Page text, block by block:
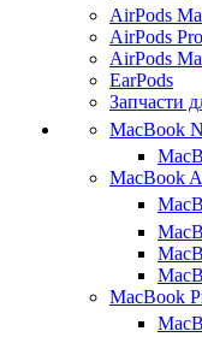
AirPods
AirPods
AirPods
EarPods
Запчасти
MacBook
MacBook
MacBook